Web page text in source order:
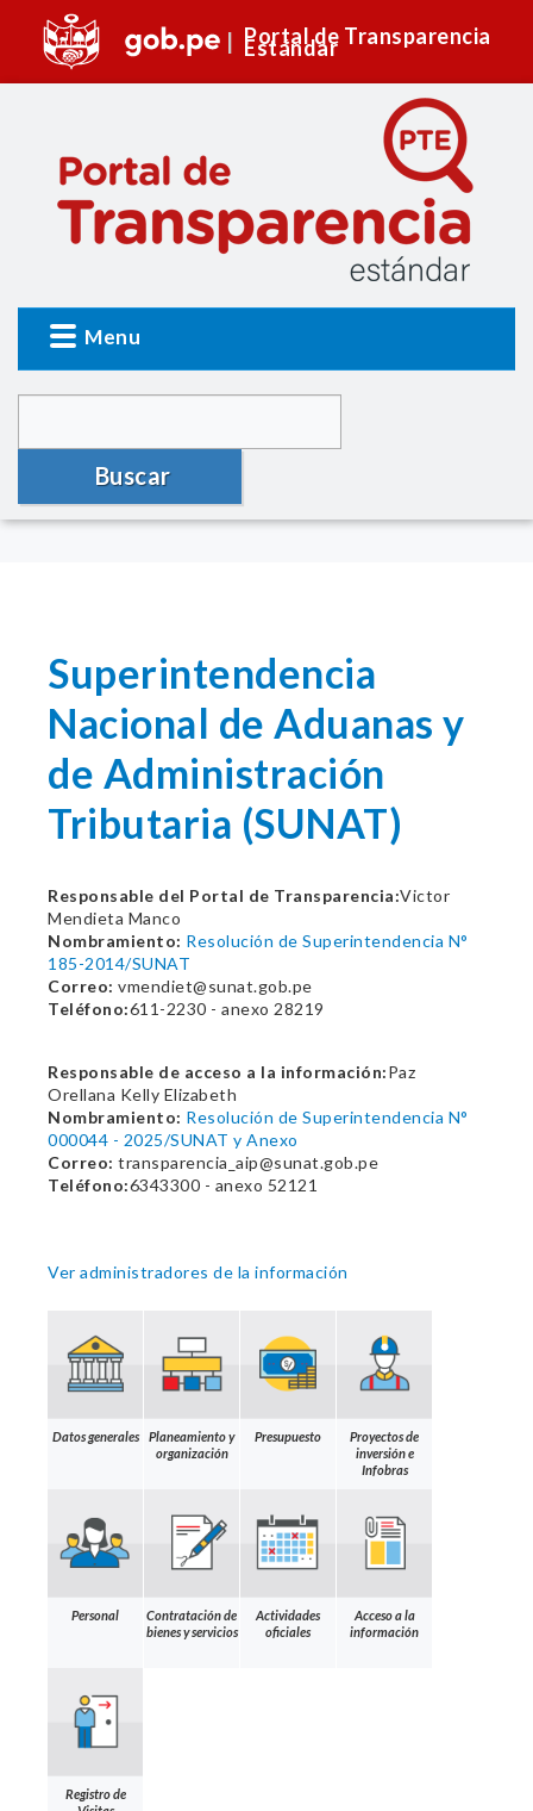
Portal de Transparencia
Estándar
Menu
Buscar
Superintendencia
Nacional de Aduanas y
de Administración
Tributaria (SUNAT)
Responsable del Portal de Transparencia:Victor
Mendieta Manco
Nombramiento: Resolución de Superintendencia N°
185-2014/SUNAT
Correo: vmendiet@sunat.gob.pe
Teléfono:611-2230 - anexo 28219
Responsable de acceso a la información:Paz
Orellana Kelly Elizabeth
Nombramiento: Resolución de Superintendencia N°
000044 - 2025/SUNAT y Anexo
Correo: transparencia_aip@sunat.gob.pe
Teléfono:6343300 - anexo 52121
Ver administradores de la información
Datos generales
Planeamiento y
organización
Presupuesto
Proyectos de
inversión e
Infobras
Personal
Contratación de
bienes y servicios
Actividades
oficiales
Acceso a la
información
Registro de